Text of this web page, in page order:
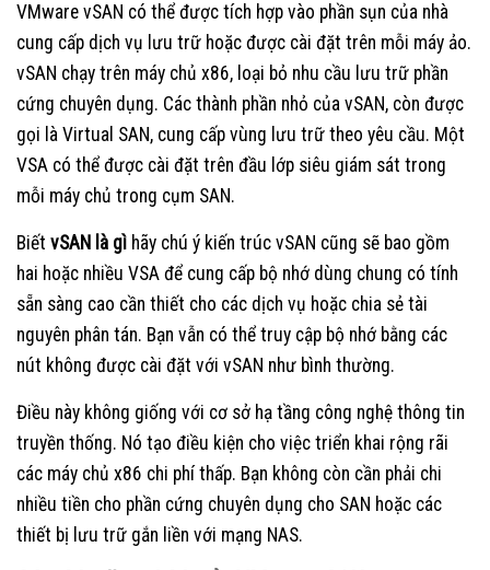
VMware vSAN có thể được tích hợp vào phần sụn của nhà
cung cấp dịch vụ lưu trữ hoặc được cài đặt trên mỗi máy ảo.
vSAN chạy trên máy chủ x86, loại bỏ nhu cầu lưu trữ phần
cứng chuyên dụng. Các thành phần nhỏ của vSAN, còn được
gọi là Virtual SAN, cung cấp vùng lưu trữ theo yêu cầu. Một
VSA có thể được cài đặt trên đầu lớp siêu giám sát trong
mỗi máy chủ trong cụm SAN.
Biết vSAN là gì hãy chú ý kiến trúc vSAN cũng sẽ bao gồm
hai hoặc nhiều VSA để cung cấp bộ nhớ dùng chung có tính
sẵn sàng cao cần thiết cho các dịch vụ hoặc chia sẻ tài
nguyên phân tán. Bạn vẫn có thể truy cập bộ nhớ bằng các
nút không được cài đặt với vSAN như bình thường.
Điều này không giống với cơ sở hạ tầng công nghệ thông tin
truyền thống. Nó tạo điều kiện cho việc triển khai rộng rãi
các máy chủ x86 chi phí thấp. Bạn không còn cần phải chi
nhiều tiền cho phần cứng chuyên dụng cho SAN hoặc các
thiết bị lưu trữ gắn liền với mạng NAS.